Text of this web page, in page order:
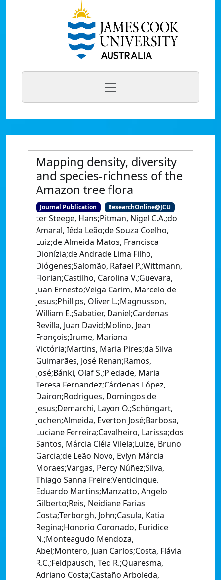
Mapping density, diversity
and species-richness of the
Amazon tree flora
Journal Publication ResearchOnline@JCU
ter Steege, Hans;Pitman, Nigel C.A.;do
Amaral, Iêda Leão;de Souza Coelho,
Luiz;de Almeida Matos, Francisca
Dionízia;de Andrade Lima Filho,
Diógenes;Salomão, Rafael P.;Wittmann,
Florian;Castilho, Carolina V.;Guevara,
Juan Ernesto;Veiga Carim, Marcelo de
Jesus;Phillips, Oliver L.;Magnusson,
William E.;Sabatier, Daniel;Cardenas
Revilla, Juan David;Molino, Jean
François;Irume, Mariana
Victória;Martins, Maria Pires;da Silva
Guimarães, José Renan;Ramos,
José;Bánki, Olaf S.;Piedade, Maria
Teresa Fernandez;Cárdenas López,
Dairon;Rodrigues, Domingos de
Jesus;Demarchi, Layon O.;Schöngart,
Jochen;Almeida, Everton José;Barbosa,
Luciane Ferreira;Cavalheiro, Larissa;dos
Santos, Márcia Cléia Vilela;Luize, Bruno
Garcia;de Leão Novo, Evlyn Márcia
Moraes;Vargas, Percy Núñez;Silva,
Thiago Sanna Freire;Venticinque,
Eduardo Martins;Manzatto, Angelo
Gilberto;Reis, Neidiane Farias
Costa;Terborgh, John;Casula, Katia
Regina;Honorio Coronado, Euridice
N.;Monteagudo Mendoza,
Abel;Montero, Juan Carlos;Costa, Flávia
R.C.;Feldpausch, Ted R.;Quaresma,
Adriano Costa;Castaño Arboleda,